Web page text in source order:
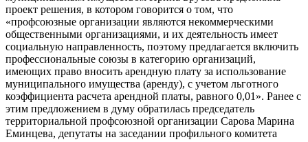
проект решения, в котором говорится о том, что
«профсоюзные организации являются некоммерческими
общественными организациями, и их деятельность имеет
социальную направленность, поэтому предлагается включить
профессиональные союзы в категорию организаций,
имеющих право вносить арендную плату за использование
муниципального имущества (аренду), с учетом льготного
коэффициента расчета арендной платы, равного 0,01». Ранее с
этим предложением в думу обратилась председатель
территориальной профсоюзной организации Сарова Марина
Еминцева, депутаты на заседании профильного комитета